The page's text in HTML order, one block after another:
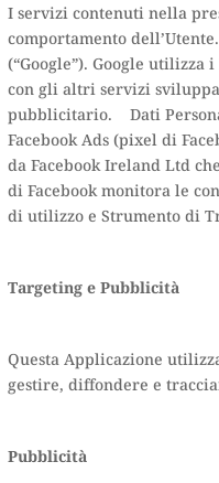
I servizi contenuti nella
comportamento
(“Google”). Google
con gli altri servizi
pubblicitario. Dati
Facebook Ads (pixel di
da Facebook Ireland Ltd
di Facebook monitora le
di utilizzo e Strumento di
Targeting e Pubblicità
Questa Applicazione
gestire, diffondere e
Pubblicità